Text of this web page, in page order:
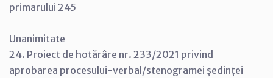
primarului 245
Unanimitate
24. Proiect de hotărâre nr. 233/2021 privind
aprobarea procesului-verbal/stenogramei ședinței